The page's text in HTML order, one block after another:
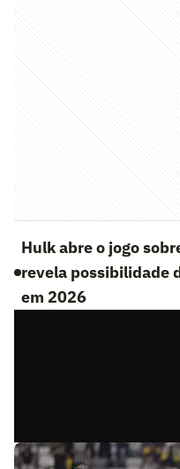
Hulk abre o jogo
revela possibilidade
em 2026